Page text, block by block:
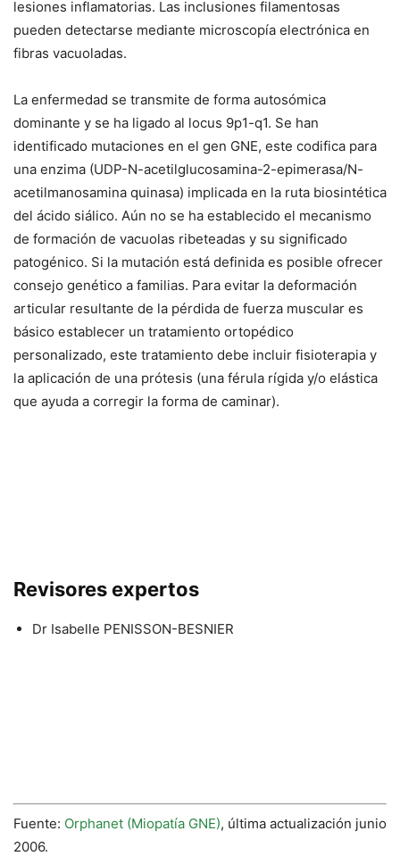
lesiones inflamatorias. Las inclusiones filamentosas
pueden detectarse mediante microscopía electrónica en
fibras vacuoladas.
La enfermedad se transmite de forma autosómica
dominante y se ha ligado al locus 9p1-q1. Se han
identificado mutaciones en el gen GNE, este codifica para
una enzima (UDP-N-acetilglucosamina-2-epimerasa/N-
acetilmanosamina quinasa) implicada en la ruta biosintética
del ácido siálico. Aún no se ha establecido el mecanismo
de formación de vacuolas ribeteadas y su significado
patogénico. Si la mutación está definida es posible ofrecer
consejo genético a familias. Para evitar la deformación
articular resultante de la pérdida de fuerza muscular es
básico establecer un tratamiento ortopédico
personalizado, este tratamiento debe incluir fisioterapia y
la aplicación de una prótesis (una férula rígida y/o elástica
que ayuda a corregir la forma de caminar).
Revisores expertos
Dr Isabelle PENISSON-BESNIER
Fuente: Orphanet (Miopatía GNE), última actualización junio
2006.